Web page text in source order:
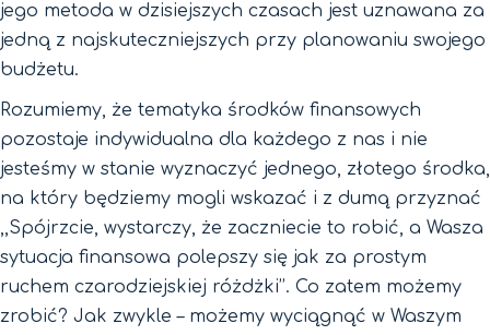
jego metoda w dzisiejszych czasach jest uznawana za
jedną z najskuteczniejszych przy planowaniu swojego
budżetu.
Rozumiemy, że tematyka środków finansowych
pozostaje indywidualna dla każdego z nas i nie
jesteśmy w stanie wyznaczyć jednego, złotego środka,
na który będziemy mogli wskazać i z dumą przyznać
,,Spójrzcie, wystarczy, że zaczniecie to robić, a Wasza
sytuacja finansowa polepszy się jak za prostym
ruchem czarodziejskiej różdżki’’. Co zatem możemy
zrobić? Jak zwykle – możemy wyciągnąć w Waszym